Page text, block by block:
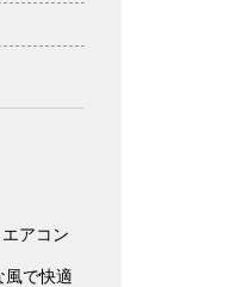
アコン
風で快適